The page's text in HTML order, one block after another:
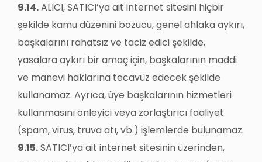
9.14.ALICI, SATICI’ya ait internet sitesini hiçbir
şekilde kamu düzenini bozucu, genel ahlaka aykırı,
başkalarını rahatsız ve taciz edici şekilde,
yasalara aykırı bir amaç için, başkalarının maddi
ve manevi haklarına tecavüz edecek şekilde
kullanamaz. Ayrıca, üye başkalarının hizmetleri
kullanmasını önleyici veya zorlaştırıcı faaliyet
(spam, virus, truva atı, vb.) işlemlerde bulunamaz.
9.15.SATICI’ya ait internet sitesinin üzerinden,